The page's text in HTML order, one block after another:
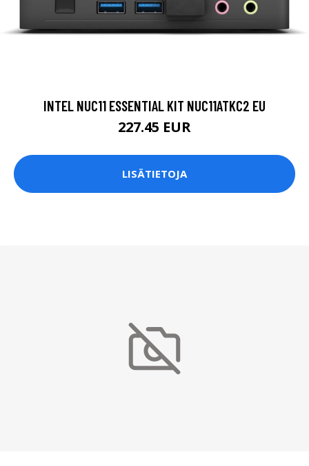
INTEL NUC11 ESSENTIAL KIT NUC11ATKC2 EU
227.45 EUR
LISÄTIETOJA